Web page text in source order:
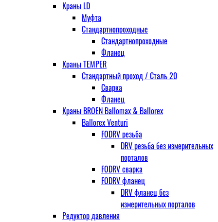
Краны LD
Муфта
Стандартнопроходные
Стандартнопроходные
Фланец
Краны TEMPER
Стандартный проход / Cталь 20
Сварка
Фланец
Краны BROEN Ballomax & Ballorex
Ballorex Venturi
FODRV резьба
DRV резьба без измерительных
порталов
FODRV сварка
FODRV фланец
DRV фланец без
измерительных порталов
Редуктор давления